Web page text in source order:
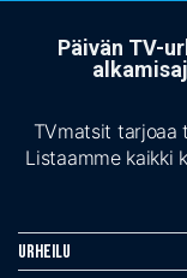
Päivän TV-
TVmatsit tarjoaa
Listaamme kaikki
Urheilu